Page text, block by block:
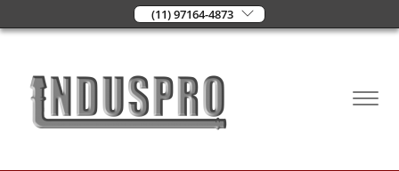
(11) 97164-4873